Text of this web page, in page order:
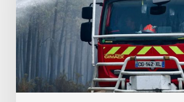
Belgique
renforce
son
soutien
en